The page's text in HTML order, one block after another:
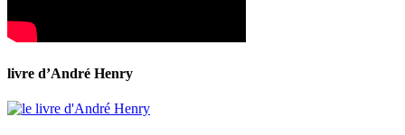
livre d’André Henry